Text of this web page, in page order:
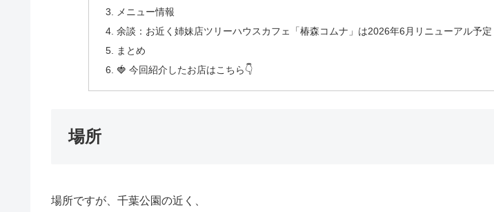
メニュー情報
余談：お近く姉妹店ツリーハウスカフェ「椿森コムナ」は2026年6月リニューアル予定
まとめ
🍓 今回紹介したお店はこちら👇
場所
場所ですが、千葉公園の近く、